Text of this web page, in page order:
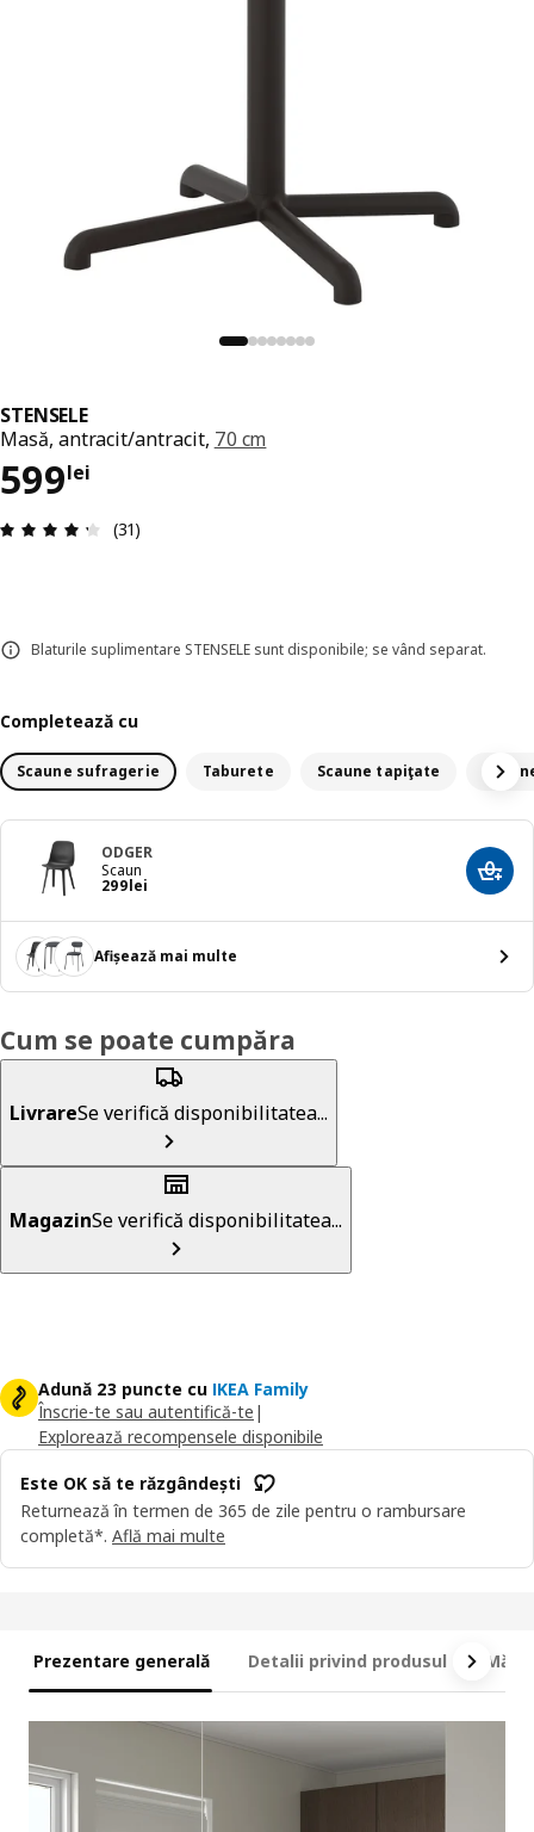
STENSELE
Masă, antracit/antracit, 70 cm
599lei
Preț 599lei
Prezentare generală: 4.3 din 5 stele Total
(31)
Blaturile suplimentare STENSELE sunt disponibile; se vând separat.
Completează cu
Scaune sufragerie Taburete Scaune tapiţate
ODGER
Scaun
299lei
Preț 299lei
Afișează mai multe
Cum se poate cumpăra
LivrareSe verifică disponibilitatea...
MagazinSe verifică disponibilitatea...
Adună 23 puncte cu IKEA Family
Înscrie-te sau autentifică-te |
Explorează recompensele disponibile
Este OK să te răzgândești
Returnează în termen de 365 de zile pentru o rambursare
completă*. Află mai multe
Prezentare generală Detalii privind produsul